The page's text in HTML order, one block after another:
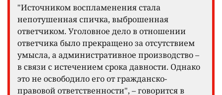
"Источником воспламенения стала
непотушенная спичка, выброшенная
ответчиком. Уголовное дело в отношении
ответчика было прекращено за отсутствием
умысла, а административное производство –
в связи с истечением срока давности. Однако
это не освободило его от гражданско-
правовой ответственности", – говорится в